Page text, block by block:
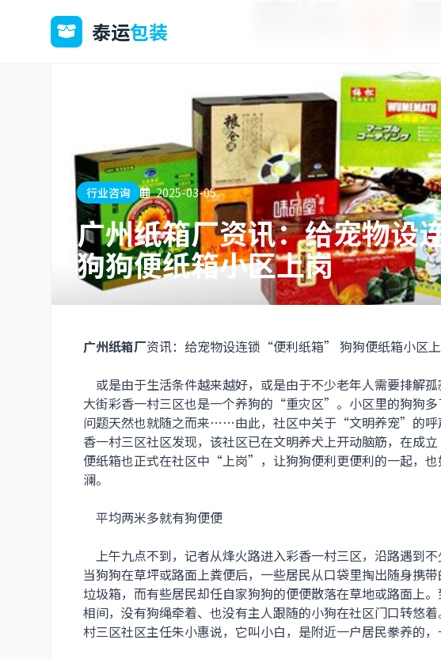
泰运包装
行业咨询 2025-03-05
广州纸箱厂资讯：给宠物
狗狗便纸箱小区上岗
广州纸箱厂资讯：给宠物设连锁“便利纸箱” 狗狗便纸箱小区
或是由于生活条件越来越好，或是由于不少老年人需要排解
大街彩香一村三区也是一个养狗的“重灾区”。小区里的狗狗
问题天然也就随之而来……由此，社区中关于“文明养宠”的呼
香一村三区社区发现，该社区已在文明养犬上开动脑筋，在成
便纸箱也正式在社区中“上岗”，让狗狗便利更便利的一起，
澜。
平均两米多就有狗便便
上午九点不到，记者从烽火路进入彩香一村三区，沿路遇到不
当狗狗在草坪或路面上粪便后，一些居民从口袋里掏出随身携
垃圾箱，而有些居民却任自家狗狗的便便散落在草地或路面上
相间，没有狗绳牵着、也没有主人跟随的小狗在社区门口转悠
村三区社区主任朱小惠说，它叫小白，是附近一户居民豢养的，